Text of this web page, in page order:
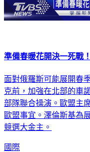
準備春暖花開決一死戰
面對俄羅斯可能展開春
克前，加強在北部的車
部隊聯合操演。歐盟主
歐盟事宜。澤倫斯基為
競選大金主。
國際